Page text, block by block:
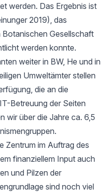
werden. Das Ergebnis ist
2019), das
Gesellschaft
werden konnte.
weiter in BW, He und in
Umweltämter stellen
die an die
Betreuung der Seiten
wir über die Jahre ca. 6,5
Zentrum im Auftrag des
finanziellem Input auch
und Pilzen der
sind noch viel